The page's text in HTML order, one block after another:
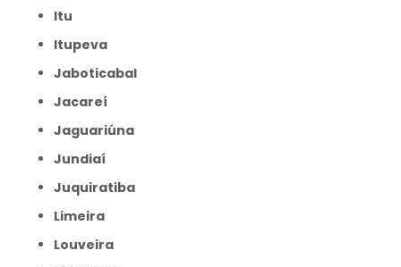
Itu
Itupeva
Jaboticabal
Jacareí
Jaguariúna
Jundiaí
Juquiratiba
Limeira
Louveira